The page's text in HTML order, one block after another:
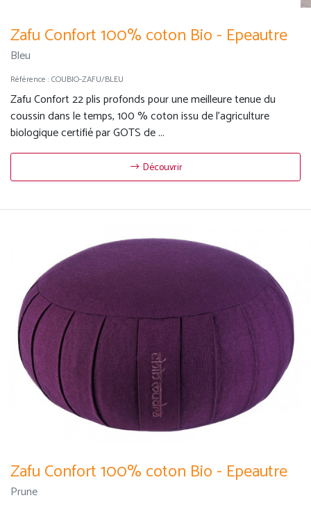
Zafu Confort 100% coton Bio - Epeautre
Bleu
Référence :COUBIO-ZAFU/BLEU
Zafu Confort 22 plis profonds pour une meilleure tenue du
coussin dans le temps, 100 % coton issu de l'agriculture
biologique certifié par GOTS de ...
Découvrir
Zafu Confort 100% coton Bio - Epeautre
Prune